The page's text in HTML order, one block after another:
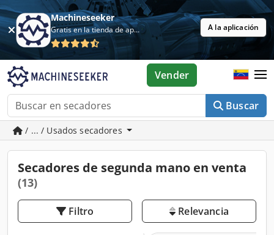
Machineseeker
Gratis en la tienda de aplicaciones A la aplicación
Buscar
Vender
/ ... / Usados secadores
Secadores de segunda mano en venta
(13)
Filtro Relevancia